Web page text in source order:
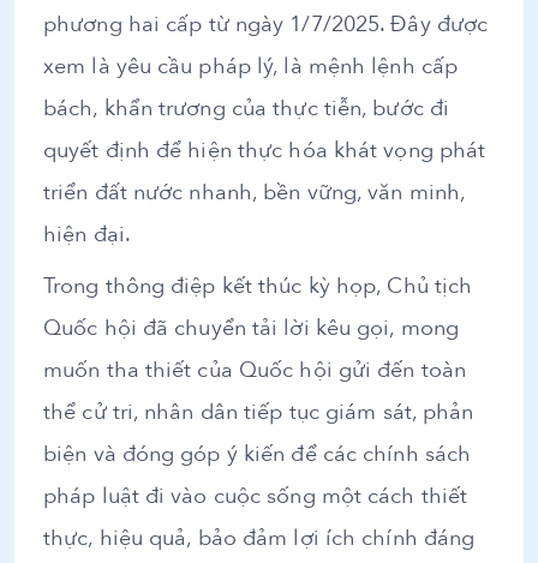
phương hai cấp từ ngày 1/7/2025. Đây được
xem là yêu cầu pháp lý, là mệnh lệnh cấp
bách, khẩn trương của thực tiễn, bước đi
quyết định để hiện thực hóa khát vọng phát
triển đất nước nhanh, bền vững, văn minh,
hiện đại.
Trong thông điệp kết thúc kỳ họp, Chủ tịch
Quốc hội đã chuyển tải lời kêu gọi, mong
muốn tha thiết của Quốc hội gửi đến toàn
thể cử tri, nhân dân tiếp tục giám sát, phản
biện và đóng góp ý kiến để các chính sách
pháp luật đi vào cuộc sống một cách thiết
thực, hiệu quả, bảo đảm lợi ích chính đáng